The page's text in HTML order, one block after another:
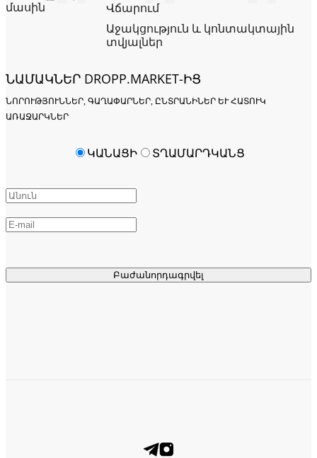
մասին
Վճարում
Աջակցություն և կոնտակտային
տվյալներ
ՆԱՄԱԿՆԵՐ DROPP.MARKET-ԻՑ
ՆՈՐՈՒԹՅՈՒՆՆԵՐ, ԳԱՂԱՓԱՐՆԵՐ, ԸՆՏՐԱՆԻՆԵՐ ԵՒ ՀԱՏՈՒԿ Ա
ՌԱՋԱՐԿՆԵՐ
Բաժանորդագրվել
ԿԱՆԱՑԻ ՏՂԱՄԱՐԴԿԱՆՑ